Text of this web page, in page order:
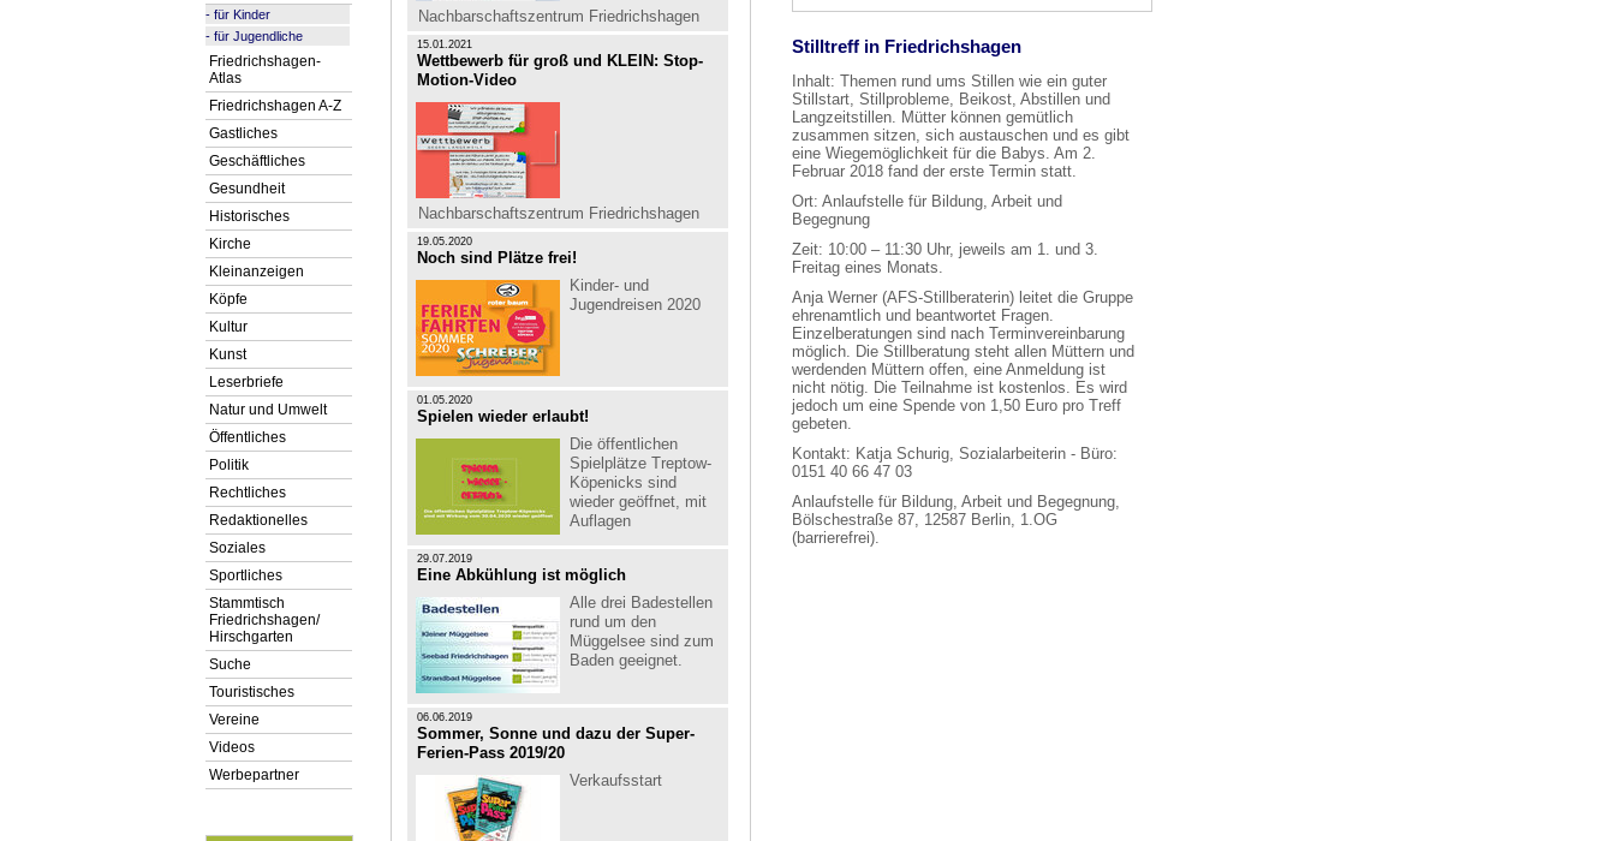
- für Kinder
- für Jugendliche
Friedrichshagen-
Atlas
Friedrichshagen A-Z
Gastliches
Geschäftliches
Gesundheit
Historisches
Kirche
Kleinanzeigen
Köpfe
Kultur
Kunst
Leserbriefe
Natur und Umwelt
Öffentliches
Politik
Rechtliches
Redaktionelles
Soziales
Sportliches
Stammtisch
Friedrichshagen/
Hirschgarten
Suche
Touristisches
Vereine
Videos
Werbepartner
Stilltreff in Friedrichshagen
Inhalt: Themen rund ums Stillen wie ein guter
Stillstart, Stillprobleme, Beikost, Abstillen und
Langzeitstillen. Mütter können gemütlich
zusammen sitzen, sich austauschen und es gibt
eine Wiegemöglichkeit für die Babys. Am 2.
Februar 2018 fand der erste Termin statt.
Ort: Anlaufstelle für Bildung, Arbeit und
Begegnung
Zeit: 10:00 – 11:30 Uhr, jeweils am 1. und 3.
Freitag eines Monats.
Anja Werner (AFS-Stillberaterin) leitet die Gruppe
ehrenamtlich und beantwortet Fragen.
Einzelberatungen sind nach Terminvereinbarung
möglich. Die Stillberatung steht allen Müttern und
werdenden Müttern offen, eine Anmeldung ist
nicht nötig. Die Teilnahme ist kostenlos. Es wird
jedoch um eine Spende von 1,50 Euro pro Treff
gebeten.
Kontakt: Katja Schurig, Sozialarbeiterin - Büro:
0151 40 66 47 03
Anlaufstelle für Bildung, Arbeit und Begegnung,
Bölschestraße 87, 12587 Berlin, 1.OG
(barrierefrei).
Nachbarschaftszentrum Friedrichshagen
15.01.2021
Wettbewerb für groß und KLEIN: Stop-
Motion-Video
Nachbarschaftszentrum Friedrichshagen
19.05.2020
Noch sind Plätze frei!
Kinder- und
Jugendreisen 2020
01.05.2020
Spielen wieder erlaubt!
Die öffentlichen
Spielplätze Treptow-
Köpenicks sind
wieder geöffnet, mit
Auflagen
29.07.2019
Eine Abkühlung ist möglich
Alle drei Badestellen
rund um den
Müggelsee sind zum
Baden geeignet.
06.06.2019
Sommer, Sonne und dazu der Super-
Ferien-Pass 2019/20
Verkaufsstart